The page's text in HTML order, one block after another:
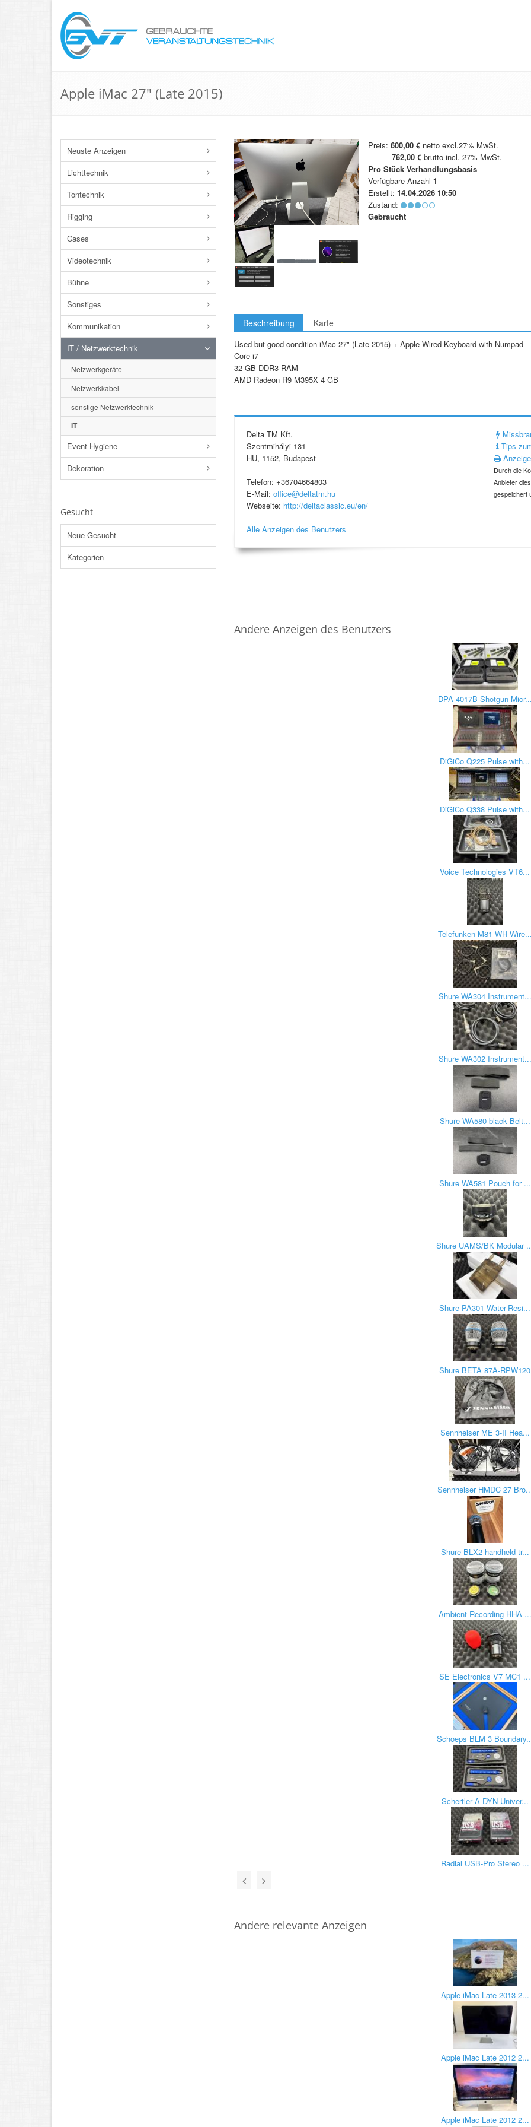
Apple iMac 27" (Late 2015)
Neuste Anzeigen
Lichttechnik
Tontechnik
Rigging
Cases
Videotechnik
Bühne
Sonstiges
Kommunikation
IT / Netzwerktechnik
Netzwerkgeräte
Netzwerkkabel
sonstige Netzwerktechnik
IT
Event-Hygiene
Dekoration
Gesucht
Neue Gesucht
Kategorien
Preis:600,00 € netto excl.27% MwSt.
762,00 € brutto incl. 27% MwSt.
Pro Stück Verhandlungsbasis
Verfügbare Anzahl1
Erstellt:14.04.2026 10:50
Zustand:
Gebraucht
Beschreibung Karte
Used but good condition iMac 27" (Late 2015) + Apple Wired Keyboard with Numpad
Core i7
32 GB DDR3 RAM
AMD Radeon R9 M395X 4 GB
Delta TM Kft.
Szentmihályi 131
HU, 1152, Budapest
Telefon: +36704664803
E-Mail: office@deltatm.hu
Webseite: http://deltaclassic.eu/en/
Alle Anzeigen des Benutzers
Tips
Durch die
Anbieter
gespeichert
Andere Anzeigen des Benutzers
DPA 4017B Shotgun
DiGiCo Q225 Pulse with...
DiGiCo Q338 Pulse with...
Voice Technologies VT6...
Telefunken M81-WH
Shure WA304 Instrument...
Shure WA302 Instrument...
Shure WA580 black Belt...
Shure WA581 Pouch for ...
Shure UAMS/BK Modular
Shure PA301 Water-Resi...
Shure BETA 87A-RPW120
Sennheiser ME 3-II Hea...
Sennheiser HMDC 27
Shure BLX2 handheld tr...
Ambient Recording HHA-...
SE Electronics V7 MC1 ...
Schoeps BLM 3
Schertler A-DYN Univer...
Radial USB-Pro Stereo ...
Andere relevante Anzeigen
Apple iMac Late 2013 2...
Apple iMac Late 2012 2...
Apple iMac Late 2012 2...